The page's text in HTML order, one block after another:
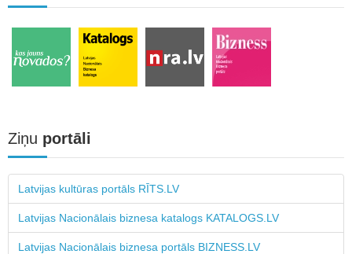
Ziņu portāli
Latvijas kultūras portāls RĪTS.LV
Latvijas Nacionālais biznesa katalogs KATALOGS.LV
Latvijas Nacionālais biznesa portāls BIZNESS.LV